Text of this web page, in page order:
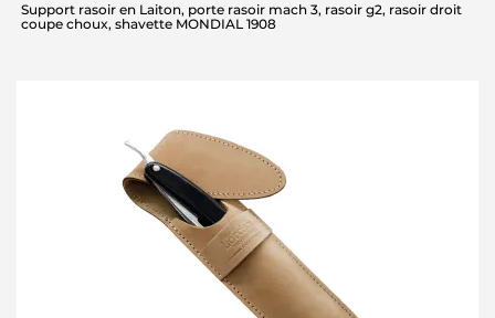
Support rasoir en Laiton, porte rasoir mach 3, rasoir g2, rasoir droit
coupe choux, shavette MONDIAL 1908